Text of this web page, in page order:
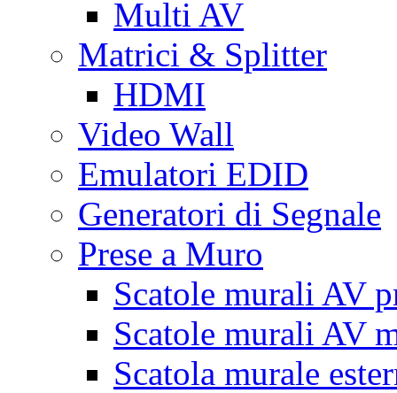
Multi AV
Matrici & Splitter
HDMI
Video Wall
Emulatori EDID
Generatori di Segnale
Prese a Muro
Scatole murali AV
Scatole murali AV
Scatola murale